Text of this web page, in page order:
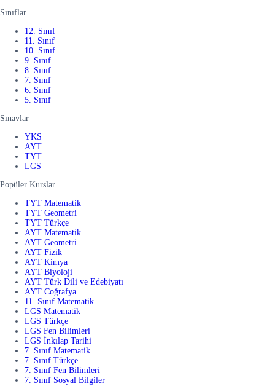
Sınıflar
12. Sınıf
11. Sınıf
10. Sınıf
9. Sınıf
8. Sınıf
7. Sınıf
6. Sınıf
5. Sınıf
Sınavlar
YKS
AYT
TYT
LGS
Popüler Kurslar
TYT Matematik
TYT Geometri
TYT Türkçe
AYT Matematik
AYT Geometri
AYT Fizik
AYT Kimya
AYT Biyoloji
AYT Türk Dili ve Edebiyatı
AYT Coğrafya
11. Sınıf Matematik
LGS Matematik
LGS Türkçe
LGS Fen Bilimleri
LGS İnkılap Tarihi
7. Sınıf Matematik
7. Sınıf Türkçe
7. Sınıf Fen Bilimleri
7. Sınıf Sosyal Bilgiler